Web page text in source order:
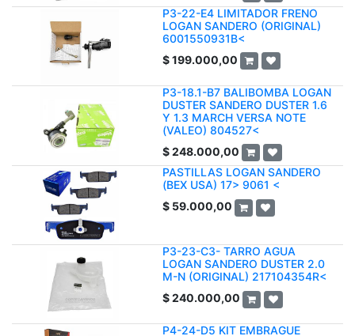
P3-22-E4 LIMITADOR FRENO
LOGAN SANDERO (ORIGINAL)
6001550931B<
$199.000,00
P3-18.1-B7 BALIBOMBA LOGAN
DUSTER SANDERO DUSTER 1.6
Y 1.3 MARCH VERSA NOTE
(VALEO) 804527<
$248.000,00
PASTILLAS LOGAN SANDERO
(BEX USA) 17> 9061 <
$ 59.000,00
P3-23-C3- TARRO AGUA
LOGAN SANDERO DUSTER 2.0
M-N (ORIGINAL) 217104354R<
$240.000,00
P4-24-D5 KIT EMBRAGUE